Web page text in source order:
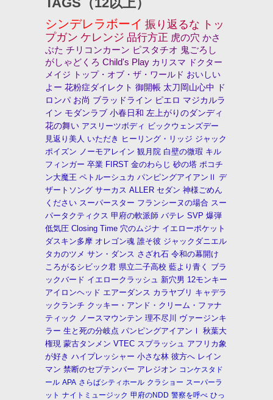
シンデレラボーイ 振り返るな トッ
プガン ケレンジ 品行方正 虎の穴 かさ
ぶた チリコンカーン ピスタチオ 鬼ごろし
がしゃどくろ Child's Play カリスマ
ドクター
メイジ
トップ・オブ・ザ・ワールド おいしい
よー 花粉症ダイレクト 御開帳 太刀岡山心中
ド
ロンパ お尚 ブラッドライン ピエロ マジカルラ
イン モダンラブ 小春日和 左上がりのダンディ
花の舞い アスリーツボディ ビックウェンズデー
見返り美人 いただき ヒーリング・リッジ ジャック
ポイズン ノーモアレイン 観月院 白壁の微瑕 キル
フィンガー 卒業 FIRST 金のわらじ 砂の塔 ポコチ
ン大魔王 ペトルーシュカ パンピングアイアンⅡ デ
ザートソング サーカス ALLER セダン 神様ごめん
ください スーパースター フランシーヌの場合 スー
パータクティクス 甲府の軟派師 バテレ SVP 爆弾
低気圧 Closing Time 穴のムジナ イエローポケット
ダスキン多摩 オレゴン魂 誰そ彼 ジャックダニエル
タカのツメ サン・ダンス さざれ石 令和の幕開け
ころがるシビック君 県立二子高校 藍より青く ブラ
ックバード イエロークラッシュ 新穴男 12モンキー
アイロンヘッド エアーダンス カラヤブリ キャデラ
ックランチ クッキー・アンド・クリーム・ファナ
ティック ノースマウンテン 理不尽川
ヴァージンキ
ラー 生と死の分岐点 パンピングアイアンⅠ
秋葉大
権現 蒙古タンメン VTEC スプラッシュ アフリカ象
が好き ハイプレッシャー 小さな林 彼方へ レイン
マン 禁断のセプテンバー アレジオン コンケスタド
ール APA さらばシティホール クラショー スーパーラ
ット ナイトミュージック 甲府のNDD 警察を呼べ ひっ